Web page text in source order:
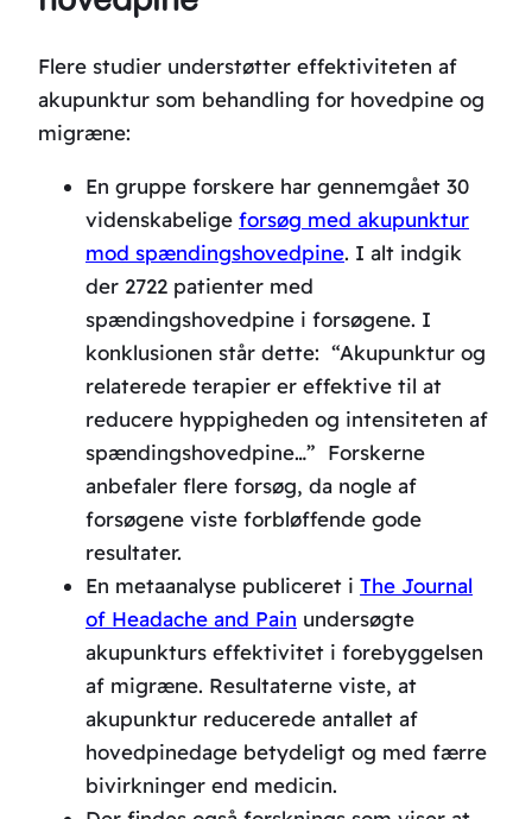
Flere studier understøtter effektiviteten af
akupunktur som behandling for hovedpine og
migræne:
En gruppe forskere har gennemgået 30
videnskabelige forsøg med akupunktur
mod spændingshovedpine. I alt indgik
der 2722 patienter med
spændingshovedpine i forsøgene. I
konklusionen står dette: “Akupunktur og
relaterede terapier er effektive til at
reducere hyppigheden og intensiteten af
spændingshovedpine…” Forskerne
anbefaler flere forsøg, da nogle af
forsøgene viste forbløffende gode
resultater.
En metaanalyse publiceret i The Journal
of Headache and Pain undersøgte
akupunkturs effektivitet i forebyggelsen
af migræne. Resultaterne viste, at
akupunktur reducerede antallet af
hovedpinedage betydeligt og med færre
bivirkninger end medicin.